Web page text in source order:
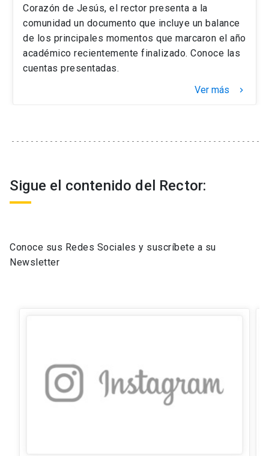
Corazón de Jesús, el rector presenta a la
comunidad un documento que incluye un balance
de los principales momentos que marcaron el año
académico recientemente finalizado. Conoce las
cuentas presentadas.
Ver más
keyboard_arrow_right
Sigue el contenido del Rector:
Conoce sus Redes Sociales y suscríbete a su
Newsletter